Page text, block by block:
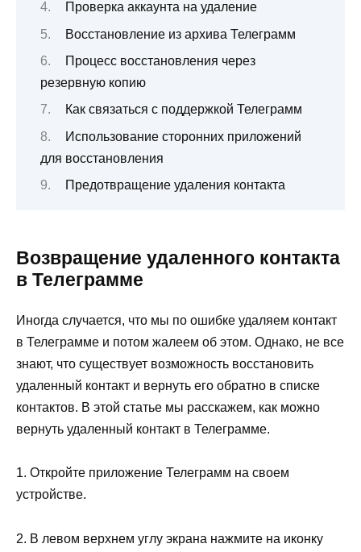
Проверка аккаунта на удаление
Восстановление из архива Телеграмм
Процесс восстановления через
резервную копию
Как связаться с поддержкой Телеграмм
Использование сторонних приложений
для восстановления
Предотвращение удаления контакта
Возвращение удаленного контакта
в Телеграмме
Иногда случается, что мы по ошибке удаляем контакт
в Телеграмме и потом жалеем об этом. Однако, не все
знают, что существует возможность восстановить
удаленный контакт и вернуть его обратно в списке
контактов. В этой статье мы расскажем, как можно
вернуть удаленный контакт в Телеграмме.
1. Откройте приложение Телеграмм на своем
устройстве.
2. В левом верхнем углу экрана нажмите на иконку